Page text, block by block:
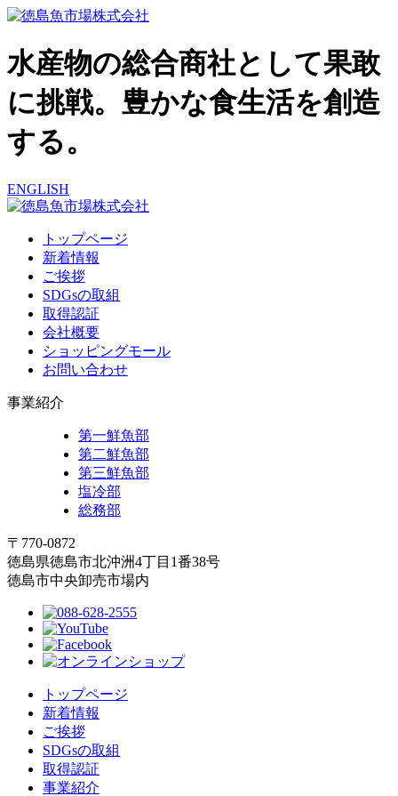
水産物の総合商社として果敢
に挑戦。豊かな食生活を創造
する。
ENGLISH
トップページ
新着情報
ご挨拶
SDGsの取組
取得認証
会社概要
ショッピングモール
お問い合わせ
事業紹介
第一鮮魚部
第二鮮魚部
第三鮮魚部
塩冷部
総務部
〒770-0872
徳島県徳島市北沖洲4丁目1番38号
徳島市中央卸売市場内
トップページ
新着情報
ご挨拶
SDGsの取組
取得認証
事業紹介